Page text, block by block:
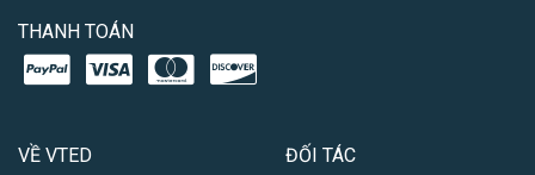
THANH TOÁN
VỀ VTED ĐỐI TÁC